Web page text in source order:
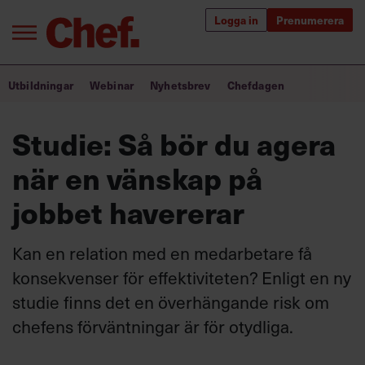
Logga in Prenumerera
Annonsera
Om oss
Bra ledare förändrar världen
Innehåll från Chef
Utbildning för ledare
Chefakademin+
Populära utbildningar
Utbildningar Webinar Nyhetsbrev Chefdagen
Studie: Så bör du agera
när en vänskap på
jobbet havererar
Kan en relation med en medarbetare få
konsekvenser för effektiviteten? Enligt en ny
studie finns det en överhängande risk om
chefens förväntningar är för otydliga.